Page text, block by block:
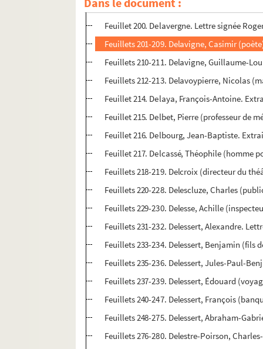
Feuillets 197-199. Delavau, Guy
Feuillet 200. Delavergne. Lettre signée
Feuillets 201-209. Delavigne, Casimir
Feuillets 210-211. Delavigne, Guillaume-
Feuillets 212-213. Delavoypierre, Nicolas
Feuillet 214. Delaya, François-Antoine.
Feuillet 215. Delbet, Pierre (professeur de
Feuillet 216. Delbourg, Jean-Baptiste.
Feuillet 217. Delcassé, Théophile (homme
Feuillets 218-219. Delcroix (directeur du
Feuillets 220-228. Delescluze, Charles
Feuillets 229-230. Delesse, Achille
Feuillets 231-232. Delessert, Alexandre.
Feuillets 233-234. Delessert, Benjamin (fils
Feuillets 235-236. Delessert, Jules-Paul-
Feuillets 237-239. Delessert, Édouard
Feuillets 240-247. Delessert, François
Feuillets 248-275. Delessert, Abraham-
Feuillets 276-280. Delestre-Poirson,